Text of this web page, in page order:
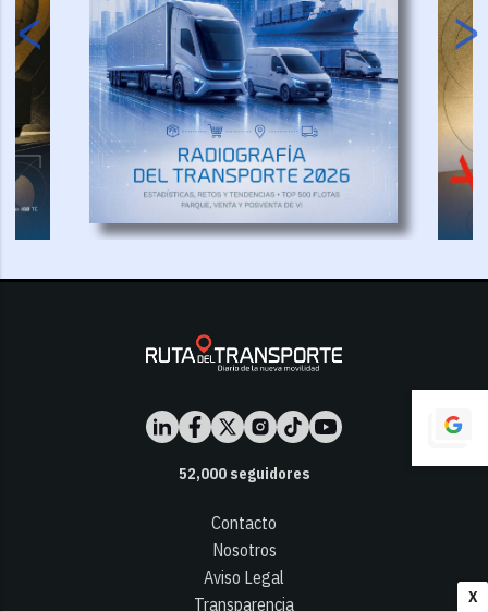
X
52,000seguidores
Contacto
Nosotros
Aviso Legal
Transparencia